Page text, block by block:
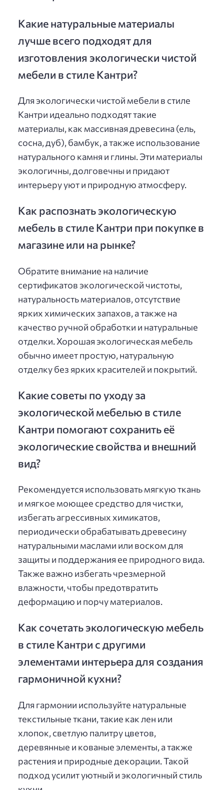
Какие натуральные материалы
лучше всего подходят для
изготовления экологически чистой
мебели в стиле Кантри?
Для экологически чистой мебели в стиле
Кантри идеально подходят такие
материалы, как массивная древесина (ель,
сосна, дуб), бамбук, а также использование
натурального камня и глины. Эти материалы
экологичны, долговечны и придают
интерьеру уют и природную атмосферу.
Как распознать экологическую
мебель в стиле Кантри при покупке в
магазине или на рынке?
Обратите внимание на наличие
сертификатов экологической чистоты,
натуральность материалов, отсутствие
ярких химических запахов, а также на
качество ручной обработки и натуральные
отделки. Хорошая экологическая мебель
обычно имеет простую, натуральную
отделку без ярких красителей и покрытий.
Какие советы по уходу за
экологической мебелью в стиле
Кантри помогают сохранить её
экологические свойства и внешний
вид?
Рекомендуется использовать мягкую ткань
и мягкое моющее средство для чистки,
избегать агрессивных химикатов,
периодически обрабатывать древесину
натуральными маслами или воском для
защиты и поддержания ее природного вида.
Также важно избегать чрезмерной
влажности, чтобы предотвратить
деформацию и порчу материалов.
Как сочетать экологическую мебель
в стиле Кантри с другими
элементами интерьера для создания
гармоничной кухни?
Для гармонии используйте натуральные
текстильные ткани, такие как лен или
хлопок, светлую палитру цветов,
деревянные и кованые элементы, а также
растения и природные декорации. Такой
подход усилит уютный и экологичный стиль